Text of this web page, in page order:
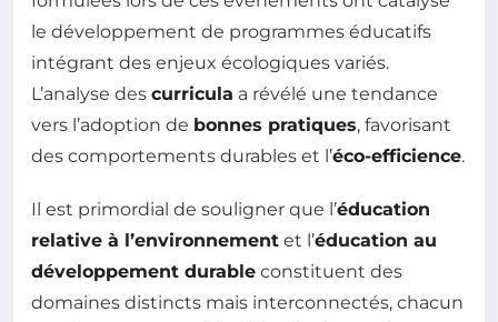
le développement de programmes éducatifs
intégrant des enjeux écologiques variés.
L’analyse des curricula a révélé une tendance
vers l’adoption de bonnes pratiques, favorisant
des comportements durables et l’éco-efficience.
Il est primordial de souligner que l’éducation
relative à l’environnement et l’éducation au
développement durable constituent des
domaines distincts mais interconnectés, chacun